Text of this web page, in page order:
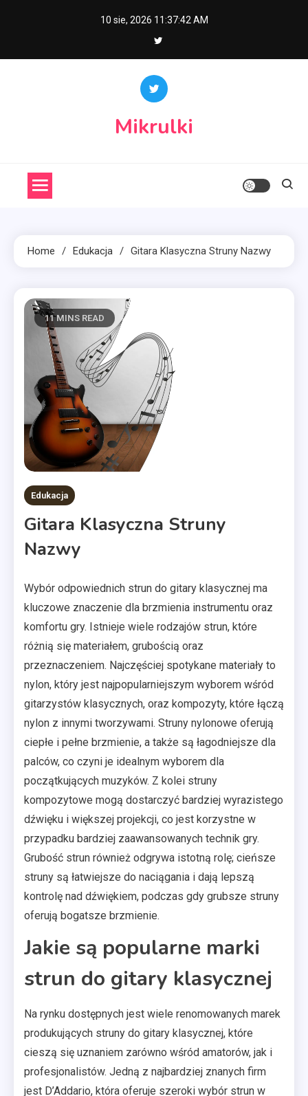
10 sie, 2026 11:37:43 AM
Mikrulki
Home Edukacja Gitara Klasyczna Struny Nazwy
11 MINS READ
Edukacja
Gitara Klasyczna Struny
Nazwy
Wybór odpowiednich strun do gitary klasycznej ma
kluczowe znaczenie dla brzmienia instrumentu oraz
komfortu gry. Istnieje wiele rodzajów strun, które
różnią się materiałem, grubością oraz
przeznaczeniem. Najczęściej spotykane materiały to
nylon, który jest najpopularniejszym wyborem wśród
gitarzystów klasycznych, oraz kompozyty, które łączą
nylon z innymi tworzywami. Struny nylonowe oferują
ciepłe i pełne brzmienie, a także są łagodniejsze dla
palców, co czyni je idealnym wyborem dla
początkujących muzyków. Z kolei struny
kompozytowe mogą dostarczyć bardziej wyrazistego
dźwięku i większej projekcji, co jest korzystne w
przypadku bardziej zaawansowanych technik gry.
Grubość strun również odgrywa istotną rolę; cieńsze
struny są łatwiejsze do naciągania i dają lepszą
kontrolę nad dźwiękiem, podczas gdy grubsze struny
oferują bogatsze brzmienie.
Jakie są popularne marki
strun do gitary klasycznej
Na rynku dostępnych jest wiele renomowanych marek
produkujących struny do gitary klasycznej, które
cieszą się uznaniem zarówno wśród amatorów, jak i
profesjonalistów. Jedną z najbardziej znanych firm
jest D’Addario, która oferuje szeroki wybór strun w